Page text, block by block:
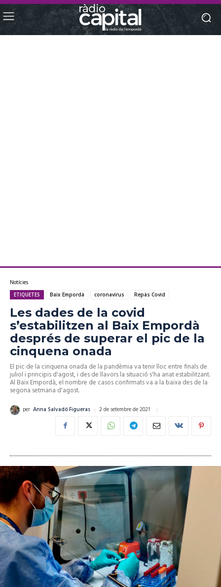
Notícies
ETIQUETES Baix Empordà coronavirus Repàs Covid
Les dades de la covid
s’estabilitzen al Baix Empordà
després de superar el pic de la
cinquena onada
El pic de la cinquena onada de la pandèmia va tenir lloc entre finals de
juliol i principis d'agost, i des de llavors la situació s'ha anat estabilitzant.
Al Baix Empordà, el nombre de casos confirmats va a la baixa des de la
segona setmana d'agost.
per Anna Salvadó Figueras 2 de setembre de 2021